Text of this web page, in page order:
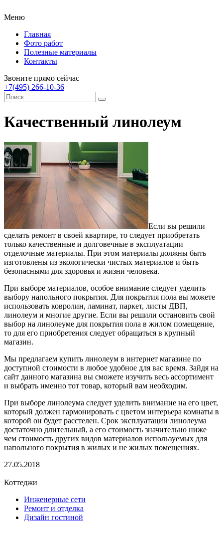
Меню
Главная
Фото работ
Полезные материалы
Контакты
Звоните прямо сейчас
+7(495) 266-10-36
Качественный линолеум
Если вы решили
сделать ремонт в своей квартире, то следует приобретать
только качественные и долговечные в эксплуатации
отделочные материалы. При этом материалы должны быть
изготовлены из экологически чистых материалов и быть
безопасными для здоровья и жизни человека.
При выборе материалов, особое внимание следует уделить
выбору напольного покрытия. Для покрытия пола вы можете
использовать ковролин, ламинат, паркет, листы ДВП,
линолеум и многие другие. Если вы решили остановить свой
выбор на линолеуме для покрытия пола в жилом помещение,
то для его приобретения следует обращаться в крупный
магазин.
Мы предлагаем купить линолеум в интернет магазине по
доступной стоимости в любое удобное для вас время. Зайдя на
сайт данного магазина вы сможете изучить весь ассортимент
и выбрать именно тот товар, который вам необходим.
При выборе линолеума следует уделить внимание на его цвет,
который должен гармонировать с цветом интерьера комнаты в
которой он будет расстелен. Срок эксплуатации линолеума
достаточно длительный, а его стоимость значительно ниже
чем стоимость других видов материалов используемых для
напольного покрытия в жилых и не жилых помещениях.
27.05.2018
Коттеджи
Инженерные сети
Ремонт и отделка
Дизайн гостиной